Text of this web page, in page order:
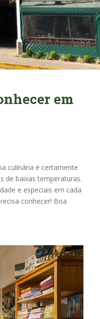
em
culinária é certamente
de baixas temperaturas.
e especiais em cada
conhecer! Boa